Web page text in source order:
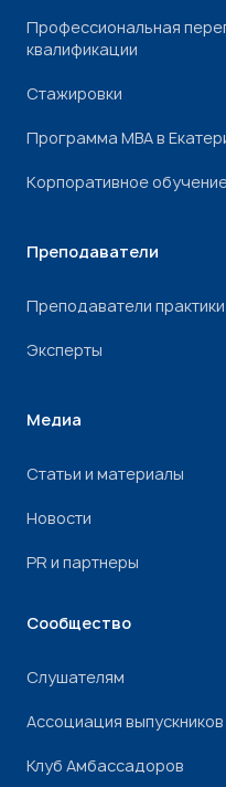
Профессиональная
квалификации
Стажировки
Программа МВА в
Корпоративное
Преподаватели
Преподаватели практики
Эксперты
Медиа
Статьи и материалы
Новости
PR и партнеры
Сообщество
Слушателям
Ассоциация выпускников
Клуб Амбассадоров